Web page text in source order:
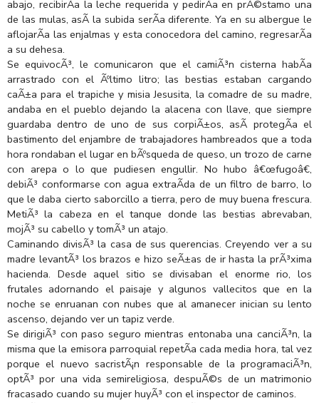
abajo, recibirÃ­a la leche requerida y pedirÃ­a en prÃ©stamo una
de las mulas, asÃ­ la subida serÃ­a diferente. Ya en su albergue le
aflojarÃ­a las enjalmas y esta conocedora del camino, regresarÃ­a
a su dehesa.
Se equivocÃ³, le comunicaron que el camiÃ³n cisterna habÃ­a
arrastrado con el Ãºltimo litro; las bestias estaban cargando
caÃ±a para el trapiche y misia Jesusita, la comadre de su madre,
andaba en el pueblo dejando la alacena con llave, que siempre
guardaba dentro de uno de sus corpiÃ±os, asÃ­ protegÃ­a el
bastimento del enjambre de trabajadores hambreados que a toda
hora rondaban el lugar en bÃºsqueda de queso, un trozo de carne
con arepa o lo que pudiesen engullir. No hubo â€œfugoâ€,
debiÃ³ conformarse con agua extraÃ­da de un filtro de barro, lo
que le daba cierto saborcillo a tierra, pero de muy buena frescura.
MetiÃ³ la cabeza en el tanque donde las bestias abrevaban,
mojÃ³ su cabello y tomÃ³ un atajo.
Caminando divisÃ³ la casa de sus querencias. Creyendo ver a su
madre levantÃ³ los brazos e hizo seÃ±as de ir hasta la prÃ³xima
hacienda. Desde aquel sitio se divisaban el enorme rio, los
frutales adornando el paisaje y algunos vallecitos que en la
noche se enruanan con nubes que al amanecer inician su lento
ascenso, dejando ver un tapiz verde.
Se dirigiÃ³ con paso seguro mientras entonaba una canciÃ³n, la
misma que la emisora parroquial repetÃ­a cada media hora, tal vez
porque el nuevo sacristÃ¡n responsable de la programaciÃ³n,
optÃ³ por una vida semireligiosa, despuÃ©s de un matrimonio
fracasado cuando su mujer huyÃ³ con el inspector de caminos.